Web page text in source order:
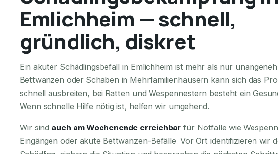
Emlichheim — schnell,
gründlich, diskret
Ein akuter Schädlingsbefall in Emlichheim ist mehr als nur
Bettwanzen oder Schaben in Mehrfamilienhäusern kann sich das
schnell ausbreiten, bei Ratten und Wespennestern besteht ein
Wenn schnelle Hilfe nötig ist, helfen wir umgehend.
Wir sind auch am Wochenende erreichbar für Notfälle wie
Eingängen oder akute Bettwanzen-Befälle. Vor Ort identifizieren wir